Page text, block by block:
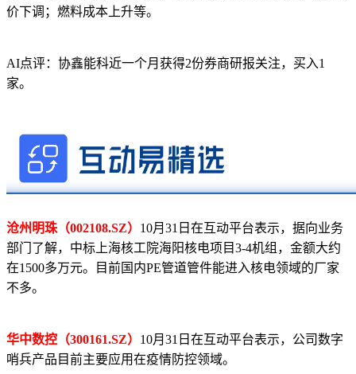
价下调；燃料成本上升等。
AI点评：协鑫能科近一个月获得2份券商研报关注，买入1
家。
沧州明珠（002108.SZ） 10月31日在互动平台表示，据向业务
部门了解，中标上海核工院海阳核电项目3-4机组，金额大约
在1500多万元。目前国内PE管道管件能进入核电领域的厂家
不多。
华中数控（300161.SZ） 10月31日在互动平台表示，公司数字
哨兵产品目前主要应用在疫情防控领域。